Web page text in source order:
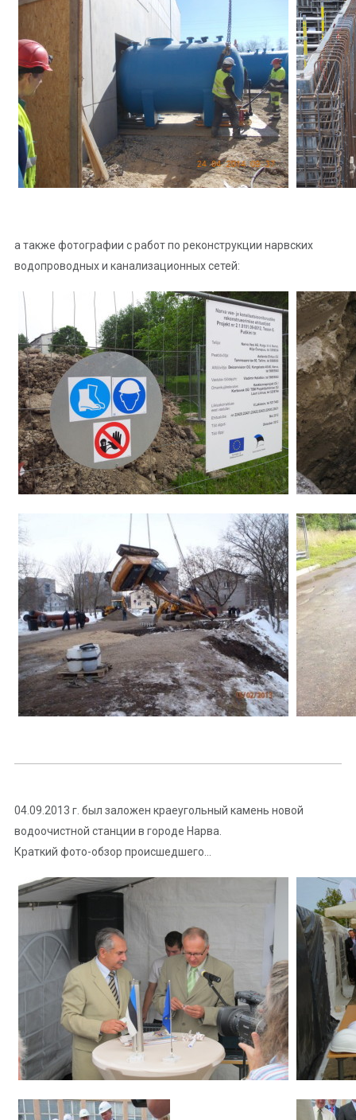
а также фотографии с работ по реконструкции нарвских
водопроводных и канализационных сетей:
04.09.2013 г. был заложен краеугольный камень новой
водоочистной станции в городе Нарва.
Краткий фото-обзор происшедшего…